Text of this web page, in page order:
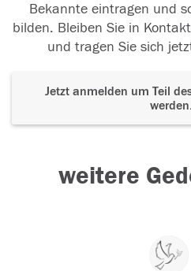
Bekannte eintragen und
bilden. Bleiben Sie in
und tragen Sie sich
Jetzt anmelden um Teil
werden.
weitere